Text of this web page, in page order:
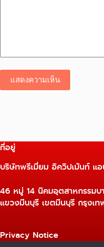
แสดงความเห็น
ที่อยู่
บริษัทพรีเมี่ยม อิควิปเม้นท์ แ
46 หมู่ 14 นิคมอุตสาหกรรมบ
แขวงมีนบุรี เขตมีนบุรี กรุงเท
Privacy Notice